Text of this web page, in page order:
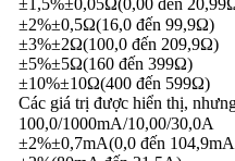
±1,5%±0,05Ω(0,00 đến
±2%±0,5Ω(16,0 đến 99,9Ω)
±3%±2Ω(100,0 đến 209,9Ω)
±5%±5Ω(160 đến 399Ω)
±10%±10Ω(400 đến 599Ω)
Các giá trị được hiển thị,
100,0/1000mA/10,00/30,0A
±2%±0,7mA(0,0 đến